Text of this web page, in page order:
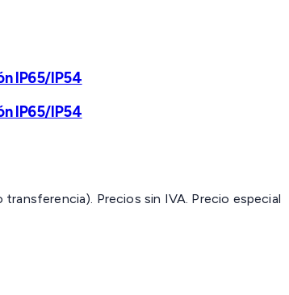
IP65/IP54
IP65/IP54
Precios sin IVA. Precio especial